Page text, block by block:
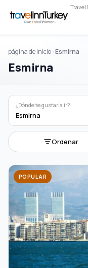
Travel
página de inicio Esmirna
Esmirna
¿Dónde te gustaría ir?
Esmirna
Ordenar
POPULAR